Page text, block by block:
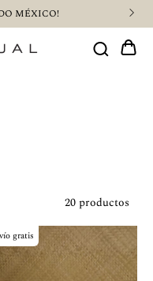
CON SLANA!
20 productos
gratis